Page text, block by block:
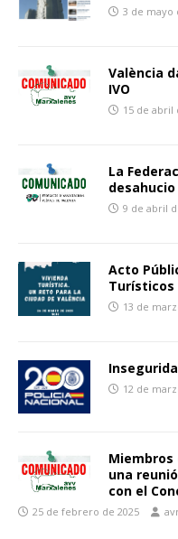
3 de mayo
València
IVO
15 de abril
La
9 de abril
Acto
Turísticos
13 de
12 de
una
con el
25 de febrero de 2025